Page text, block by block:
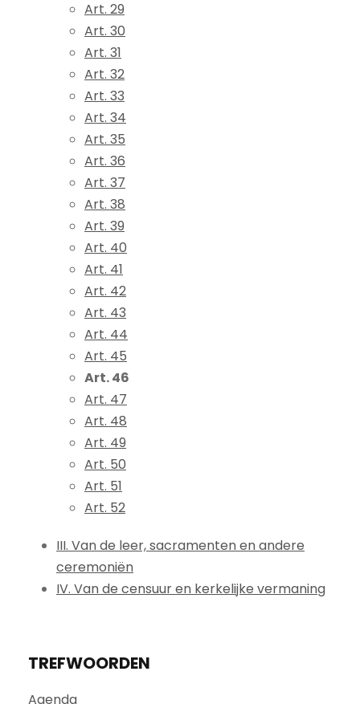
Art. 29
Art. 30
Art. 31
Art. 32
Art. 33
Art. 34
Art. 35
Art. 36
Art. 37
Art. 38
Art. 39
Art. 40
Art. 41
Art. 42
Art. 43
Art. 44
Art. 45
Art. 46
Art. 47
Art. 48
Art. 49
Art. 50
Art. 51
Art. 52
III. Van de leer, sacramenten en andere
ceremoniën
IV. Van de censuur en kerkelijke vermaning
TREFWOORDEN
Agenda